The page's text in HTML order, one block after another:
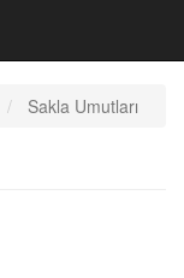
Sakla Umutları